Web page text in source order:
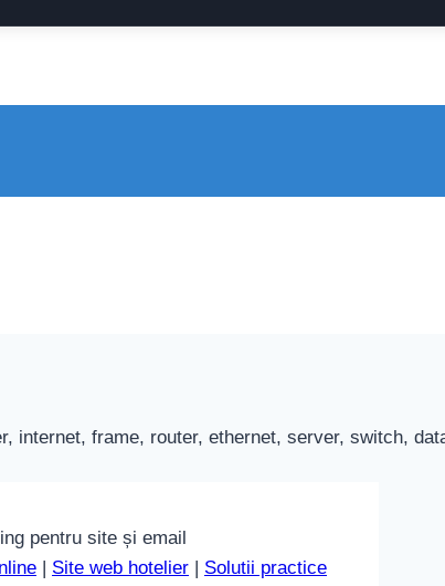
pentru site și email
Site web hotelier
Solutii practice